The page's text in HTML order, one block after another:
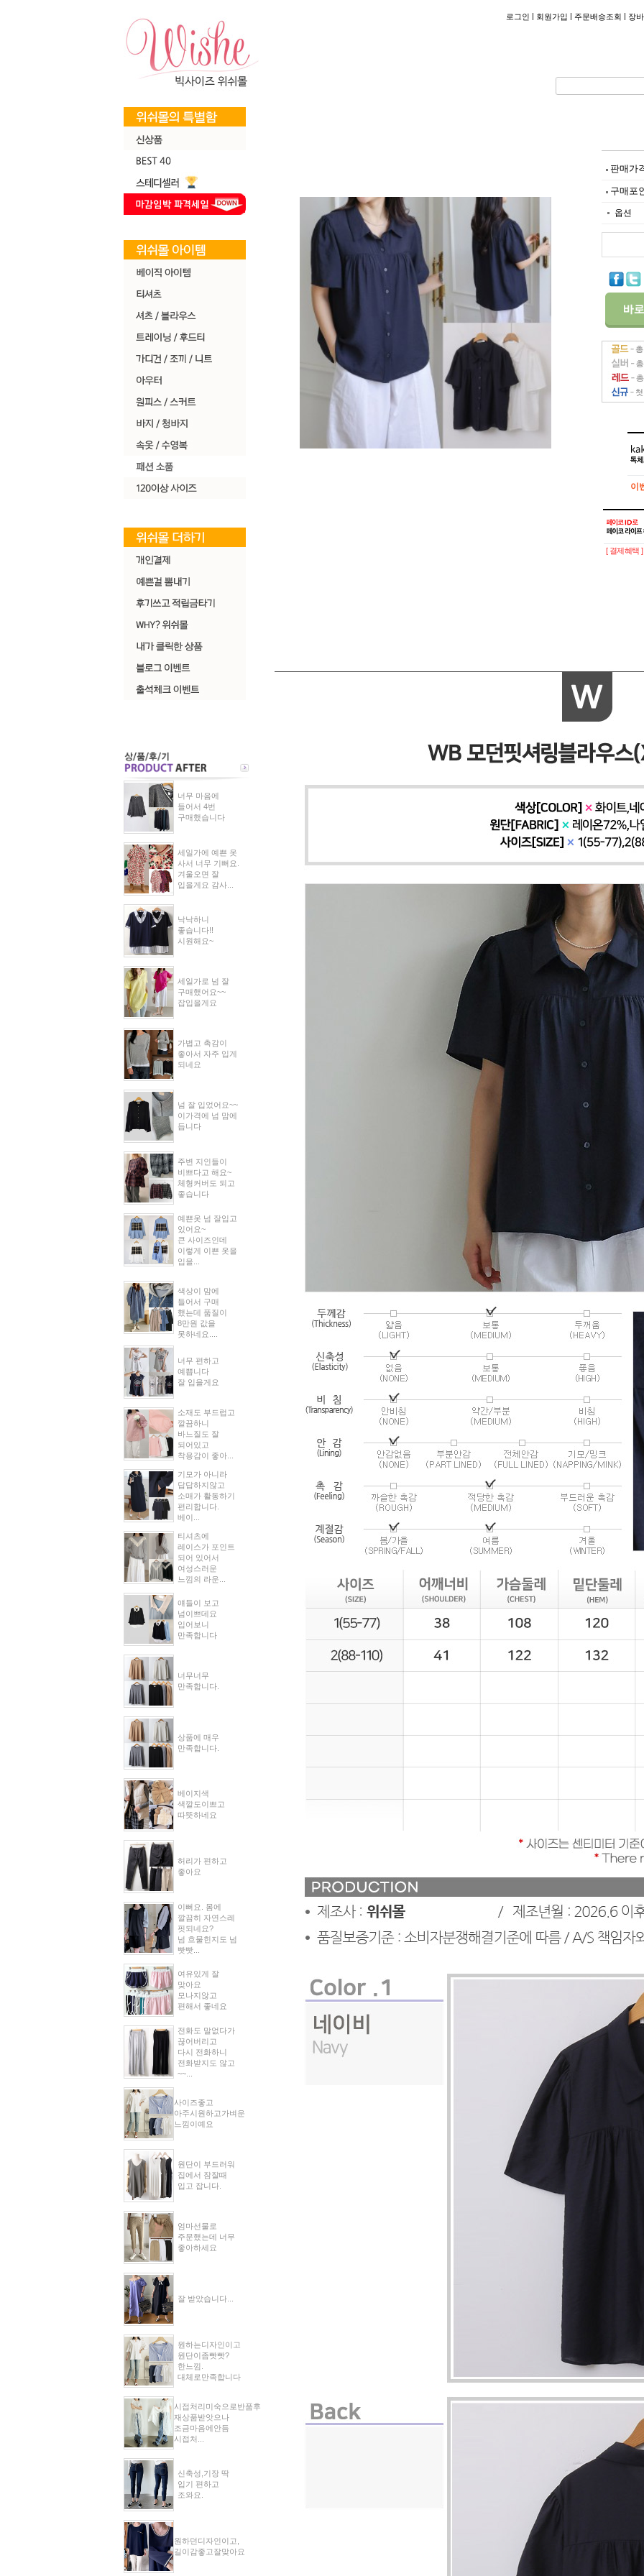
로그인 | 회원가입 | 주문배송조회 | 장
너무 마음에
들어서 4번
구매했습니다
세일가에 예쁜 옷
사서 너무 기뻐요.
겨울오면 잘
입을게요 감사...
낙낙하니
좋습니다!!
시원해요~
세일가로 넘 잘
구매했어요~~
잡입을게요
가볍고 촉감이
좋아서 자주 입게
되네요
넘 잘 입었어요~~
이가격에 넘 맘에
듭니다
주변 지인들이
비쁘다고 해요~
체형커버도 되고
좋습니다
예쁜옷 넘 잘입고
있어요~
큰 사이즈인데
이렇게 이쁜 옷을
입을...
색상이 맘에
들어서 구매
했는데 품질이
8만원 값을
못하네요....
너무 편하고
예쁩니다
잘 입을게요
소재도 부드럽고
깔끔하니
바느질도 잘
되어있고
착용감이 좋아...
기모가 아니라
답답하지않고
소매가 활동하기
편리합니다.
베이...
티셔츠에
레이스가 포인트
되어 있어서
여성스러운
느낌의 라운...
얘들이 보고
넘이쁘데요
입어보니
만족합니다
너무너무
만족합니다.
상품에 매우
만족합니다.
베이지색
색깔도이쁘고
따뜻하네요
허리가 편하고
좋아요
이뻐요. 몸에
깔끔히 자연스레
핏되네요?
넘 흐물힌지도 넘
빳빳...
여유있게 잘
맞아요
모나지않고
편해서 좋네요
전화도 말없다가
끊어버리고
다시 전화하니
전화받지도 않고
~~...
사이즈좋고
아주시원하고가벼운
느낌이예요
원단이 부드러워
집에서 잠잘때
입고 잡니다.
엄마선물로
주문했는데 너무
좋아하세요
잘 받았습니다...
원하는디자인이고
원단이좀빳빳?
한느낌.
대체로만족합니다
시접처리미숙으로반품후
재상품받앗으나
조금마음에안듬
시접처...
신축성,기장 딱
입기 편하고
조와요.
원하던디자인이고,
길이감좋고잘맞아요
판매가
구매포
옵션
이
라이프 하세
[ 결제혜택